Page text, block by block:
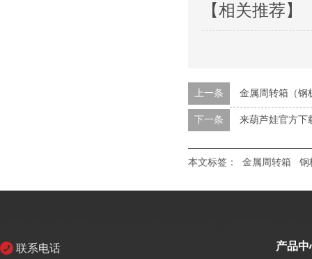
【相关推荐】
上一条 金属周转箱（钢
下一条 来葫芦娃官方下
本文标签： 金属周转箱 钢
联系电话 产品中